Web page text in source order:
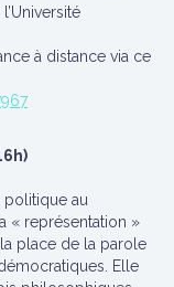
à distance via ce
politique au
« représentation »
place de la parole
Elle